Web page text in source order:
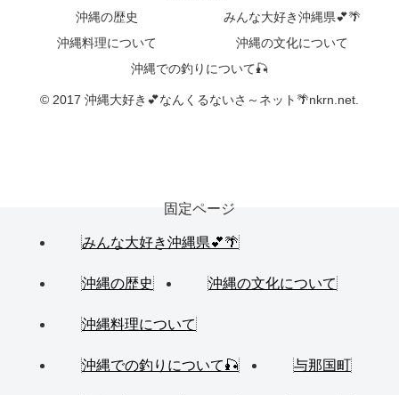
沖縄の歴史
みんな大好き沖縄県💕🌴
沖縄料理について
沖縄の文化について
沖縄での釣りについて🎣
© 2017 沖縄大好き💕なんくるないさ～ネット🌴nkrn.net.
固定ページ
みんな大好き沖縄県💕🌴
沖縄の歴史 沖縄の文化について
沖縄料理について
沖縄での釣りについて🎣 与那国町